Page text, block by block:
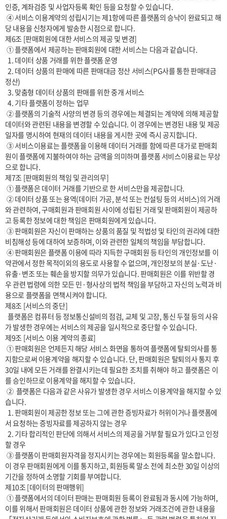
인증, 계좌검증 및 사업자등록 확인 등을 요청할 수 있습니다.
당 내용을 신청자에게 발송한 시점으로 합니다.
제6조 [판매회원에 대한 서비스의 제공 및 변경]
  2. 데이터 상품의 판매에 따른 판매대금 정산 서비스(PG사를 통한 판매대금
정산)
  3. 맞춤형 데이터 상품의 판매를 위한 중개 서비스
  4. 기타 플랫폼이 정하는 업무
데이터와 관련된 내용을 변경할 수 있습니다. 이 경우에는 변경된 내용 및 제공
일자를 명시하여 현재의 데이터 내용을 게시한 곳에 즉시 공지합니다.
원이 플랫폼에 지불하여야 하는 금액을 의미하며 플랫폼 서비스이용료는 무상
으로 합니다.
제7조 [판매회원의 책임 및 관리의무]
와 관련하여, 구매회원과 판매회원 사이에 성립된 거래 및 판매회원이 제공하
고 등록한 정보에 대한 책임은 판매회원에게 있습니다.
비침해성 등에 대하여 보증하며, 이와 관련한 일체의 책임을 부담합니다.
약관에서 정한 목적이외의 용도로 사용할 수 없으며, 개인정보의 분실·도난·
유출·변조 또는 훼손을 방지할 의무가 있습니다. 판매회원은 이를 위반할 경
우 관련 법령에 의한 모든 민·형사상의 법적 책임을 부담하고 자신의 노력과 비
용으로 플랫폼을 면책시켜야 합니다.
제8조 [서비스의 중단]
  플랫폼은 컴퓨터 등 정보통신설비의 점검, 교체 및 고장, 통신 두절 등의 사유
가 발생한 경우에는 서비스의 제공을 일시적으로 중단할 수 있습니다.
제9조 [서비스 이용 계약의 종료]
지함으로써 이용계약을 해지할 수 있습니다. 단, 판매회원은 탈퇴의사 통지 후
30일 내에 모든 거래를 완결시키는데 필요한 조치를 취해야 하고 플랫폼은 이
를 승인하므로 이용계약을 해지할 수 있습니다.
습니다.
서 요청하는 증빙자료를 제공하지 않는 경우
  2. 기타 합리적인 판단에 의해서 서비스의 제공을 거부할 필요가 있다고 인정
할 경우
이 경우 판매회원에게 이를 통지하고, 회원등록 말소 전에 최소한 30일 이상의
기간을 정하여 소명할 기회를 부여합니다.
제10조 [데이터의 판매행위]
이를 위해서 판매회원은 데이터 상품에 관한 정보와 거래조건에 관한 내용을